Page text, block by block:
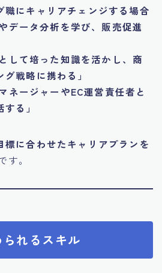
職にキャリアチェンジする場合
データ分析を学び、販売促進
して培った知識を活かし、商
戦略に携わる」
ネージャーやEC運営責任者と
る」
標に合わせたキャリアプランを
す。
れるスキル